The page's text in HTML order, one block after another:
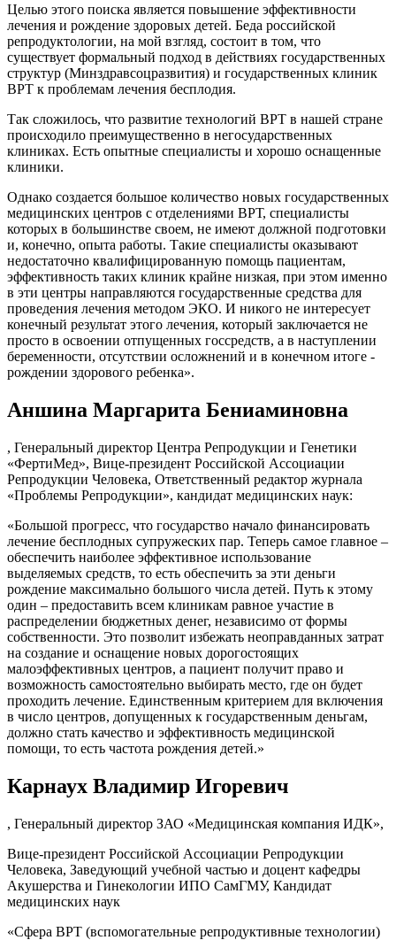
Целью этого поиска является повышение эффективности
лечения и рождение здоровых детей. Беда российской
репродуктологии, на мой взгляд, состоит в том, что
существует формальный подход в действиях государственных
структур (Минздравсоцразвития) и государственных клиник
ВРТ к проблемам лечения бесплодия.
Так сложилось, что развитие технологий ВРТ в нашей стране
происходило преимущественно в негосударственных
клиниках. Есть опытные специалисты и хорошо оснащенные
клиники.
Однако создается большое количество новых государственных
медицинских центров с отделениями ВРТ, специалисты
которых в большинстве своем, не имеют должной подготовки
и, конечно, опыта работы. Такие специалисты оказывают
недостаточно квалифицированную помощь пациентам,
эффективность таких клиник крайне низкая, при этом именно
в эти центры направляются государственные средства для
проведения лечения методом ЭКО. И никого не интересует
конечный результат этого лечения, который заключается не
просто в освоении отпущенных госсредств, а в наступлении
беременности, отсутствии осложнений и в конечном итоге -
рождении здорового ребенка».
Аншина Маргарита Бениаминовна
, Генеральный директор Центра Репродукции и Генетики
«ФертиМед», Вице-президент Российской Ассоциации
Репродукции Человека, Ответственный редактор журнала
«Проблемы Репродукции», кандидат медицинских наук:
«Большой прогресс, что государство начало финансировать
лечение бесплодных супружеских пар. Теперь самое главное –
обеспечить наиболее эффективное использование
выделяемых средств, то есть обеспечить за эти деньги
рождение максимально большого числа детей. Путь к этому
один – предоставить всем клиникам равное участие в
распределении бюджетных денег, независимо от формы
собственности. Это позволит избежать неоправданных затрат
на создание и оснащение новых дорогостоящих
малоэффективных центров, а пациент получит право и
возможность самостоятельно выбирать место, где он будет
проходить лечение. Единственным критерием для включения
в число центров, допущенных к государственным деньгам,
должно стать качество и эффективность медицинской
помощи, то есть частота рождения детей.»
Карнаух Владимир Игоревич
, Генеральный директор ЗАО «Медицинская компания ИДК»,
Вице-президент Российской Ассоциации Репродукции
Человека, Заведующий учебной частью и доцент кафедры
Акушерства и Гинекологии ИПО СамГМУ, Кандидат
медицинских наук
«Сфера ВРТ (вспомогательные репродуктивные технологии)